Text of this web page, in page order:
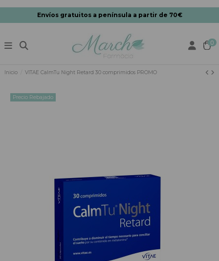
Envíos gratuitos a península a partir de 70€
0
Inicio VITAE CalmTu Night Retard 30 comprimidos PROMO
Precio Rebajado